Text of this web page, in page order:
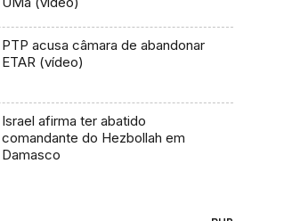
PTP acusa câmara de abandonar
ETAR (vídeo)
Israel afirma ter abatido
comandante do Hezbollah em
Damasco